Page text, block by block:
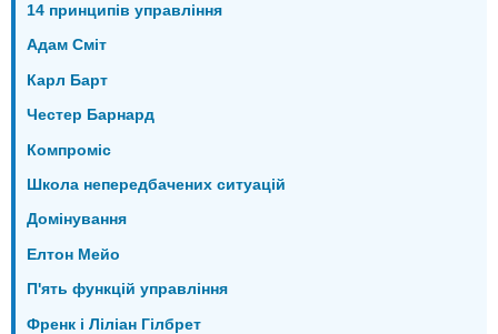
14 принципів управління
Адам Сміт
Карл Барт
Честер Барнард
Компроміс
Школа непередбачених ситуацій
Домінування
Елтон Мейо
П'ять функцій управління
Френк і Ліліан Гілбрет